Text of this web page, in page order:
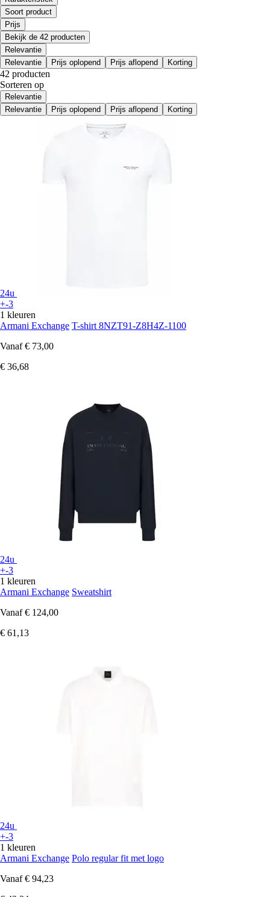
Soort product
Prijs
Bekijk de 42 producten
Relevantie
Relevantie
Prijs oplopend Prijs aflopend Korting
42 producten
Sorteren op
Relevantie
Relevantie
Prijs oplopend Prijs aflopend Korting
24u
+-3
1 kleuren
Armani Exchange T-shirt 8NZT91-Z8H4Z-1100
Vanaf € 73,00
€ 36,68
24u
+-3
1 kleuren
Armani Exchange Sweatshirt
Vanaf € 124,00
€ 61,13
24u
+-3
1 kleuren
Armani Exchange Polo regular fit met logo
Vanaf € 94,23